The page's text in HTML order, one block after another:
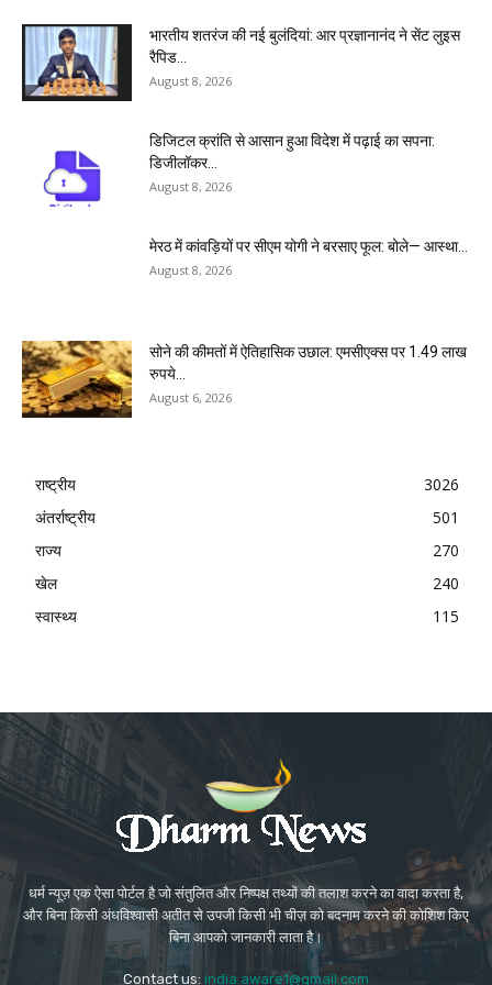
भारतीय शतरंज की नई बुलंदियां: आर प्रज्ञानानंद ने सेंट लुइस
रैपिड...
August 8, 2026
डिजिटल क्रांति से आसान हुआ विदेश में पढ़ाई का सपना:
डिजीलॉकर...
August 8, 2026
मेरठ में कांवड़ियों पर सीएम योगी ने बरसाए फूल: बोले— आस्था...
August 8, 2026
सोने की कीमतों में ऐतिहासिक उछाल: एमसीएक्स पर 1.49 लाख
रुपये...
August 6, 2026
राष्ट्रीय
3026
अंतर्राष्ट्रीय
501
राज्य
270
खेल
240
स्वास्थ्य
115
धर्म न्यूज़ एक ऐसा पोर्टल है जो संतुलित और निष्पक्ष तथ्यों की तलाश करने का वादा करता है,
और बिना किसी अंधविश्वासी अतीत से उपजी किसी भी चीज़ को बदनाम करने की कोशिश किए
बिना आपको जानकारी लाता है।
Contact us: india.aware1@gmail.com